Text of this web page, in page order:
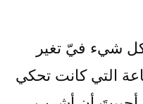
شيء فيّ تغير
التي كانت تحكي